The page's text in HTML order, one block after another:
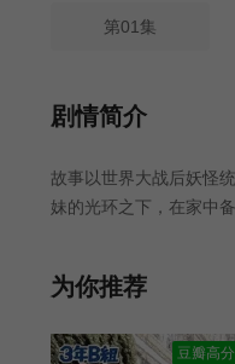
第01集
剧情简介
故事以世界大战后妖怪
妹的光环之下，在家中
福。 [9]一段跨越绝望与
为你推荐
豆瓣高分